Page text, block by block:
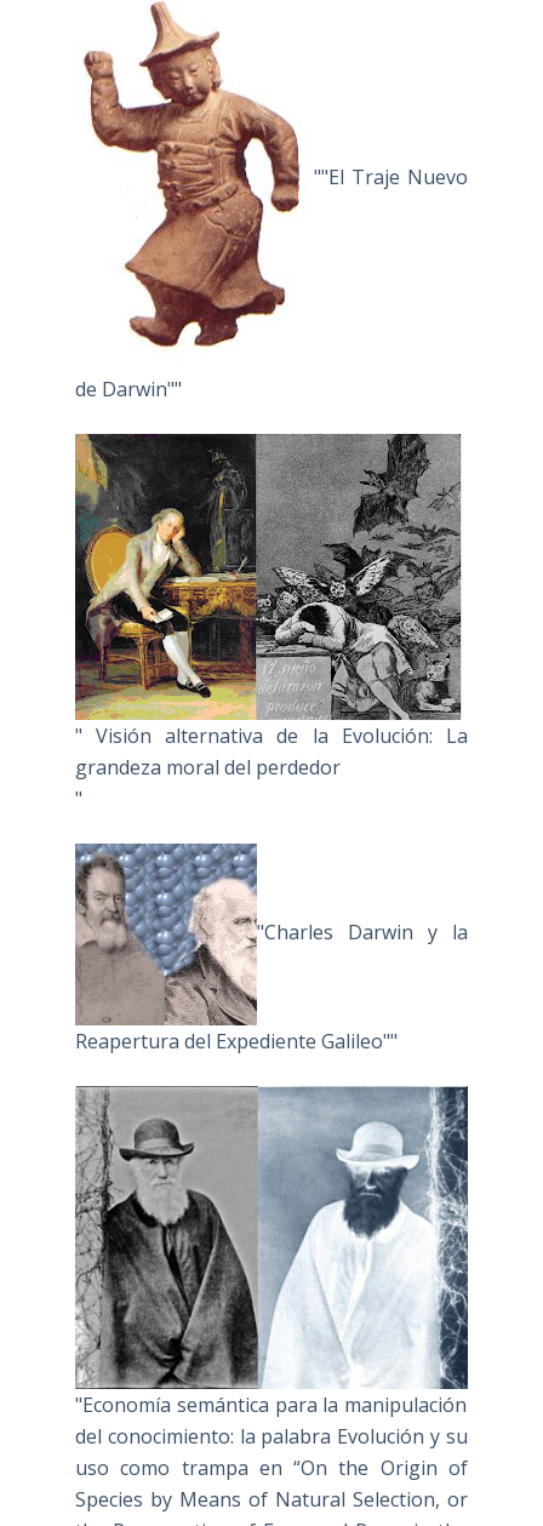
""El Traje Nuevo
de Darwin""
" Visión alternativa de la Evolución: La
grandeza moral del perdedor
"
"Charles Darwin y la
Reapertura del Expediente Galileo""
"Economía semántica para la manipulación
del conocimiento: la palabra Evolución y su
uso como trampa en “On the Origin of
Species by Means of Natural Selection, or